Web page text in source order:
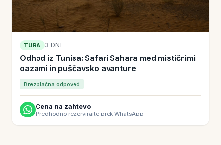
TURA 3 DNI
Odhod iz Tunisa: Safari Sahara med mističnimi
oazami in puščavsko avanture
Brezplačna odpoved
Cena na zahtevo
Predhodno rezervirajte prek WhatsApp